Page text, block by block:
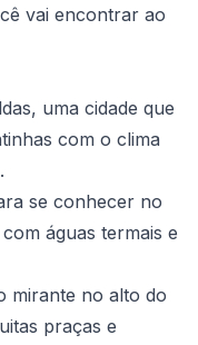
vai encontrar ao
uma cidade que
com o clima
se conhecer no
águas termais e
mirante no alto do
praças e